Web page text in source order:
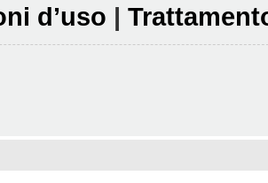
d’uso |